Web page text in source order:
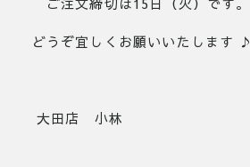
どうぞ宜しくお願いいたします ♪
大田店 小林